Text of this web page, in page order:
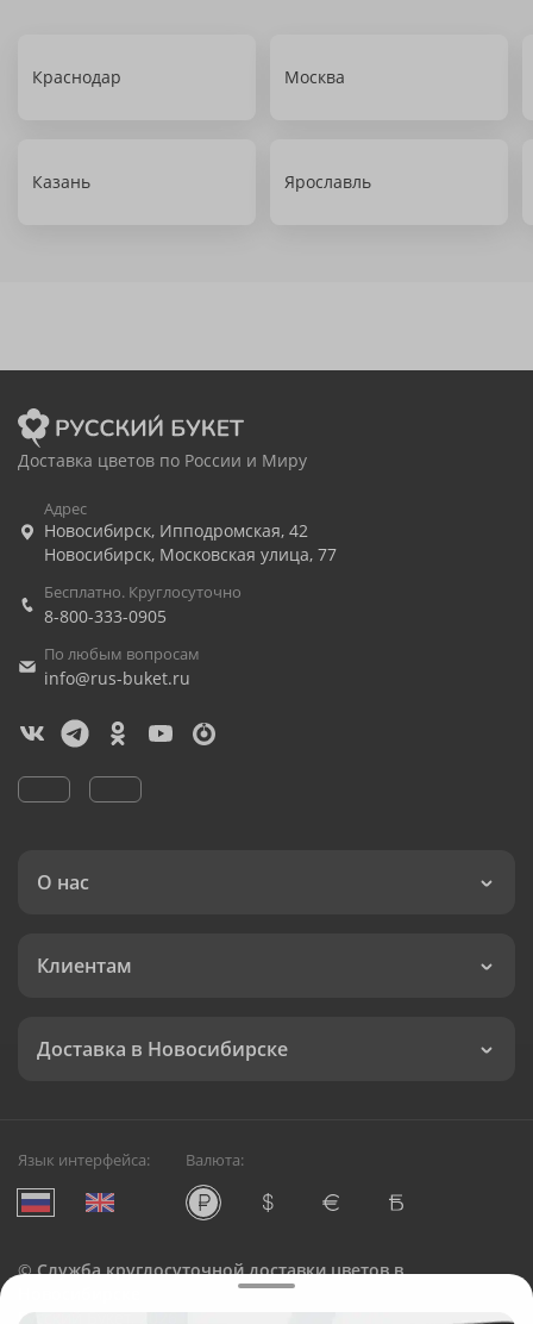
Краснодар Москва
Казань Ярославль
Доставка цветов по России и Миру
Адрес
Новосибирск, Ипподромская, 42
Новосибирск, Московская улица, 77
Бесплатно. Круглосуточно
8-800-333-0905
По любым вопросам
info@rus-buket.ru
О нас
Клиентам
Доставка в Новосибирске
Язык интерфейса: Валюта:
©Служба круглосуточной доставки цветов в
Русский Букет, 2026